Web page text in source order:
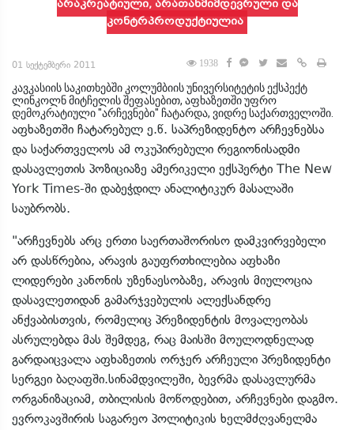
არაკრეატიული, არათანმიმდევრული და
კონტრპროდუქტიულია
01 სექტემბერი 2011 1938
კავკასიის საკითხებში კოლუმბიის უნივერსიტეტის ექსპექტ
ლინკოლნ მიტჩელის შეფასებით, აფხაზეთში უფრო
დემოკრატიული "არჩევნები" ჩატარდა, ვიდრე საქართველოში.
აფხაზეთში ჩატარებულ ე.წ. საპრეზიდენტო არჩევნებსა
და საქართველოს ამ ოკუპირებული რეგიონისადმი
დასავლეთის პოზიციაზე ამერიკელი ექსპერტი The New
York Times-ში დაბეჭდილ ანალიტიკურ მასალაში
საუბრობს.
"არჩევნებს არც ერთი საერთაშორისო დამკვირვებელი
არ დასწრებია, არავის გაუფრთხილებია აფხაზი
ლიდერები კანონის უზენაესობაზე, არავის მიულოცია
დასავლეთიდან გამარჯვებულის ალექსანდრე
ანქვაბისთვის, რომელიც პრეზიდენტის მოვალეობას
ასრულებდა მას შემდეგ, რაც მაისში მოულოდნელად
გარდაიცვალა აფხაზეთის ორჯერ არჩეული პრეზიდენტი
სერგეი ბაღაფში.სინამდვილეში, ბევრმა დასავლურმა
ორგანიზაციამ, თბილისის მოწოდებით, არჩევნები დაგმო.
ევროკავშირის საგარეო პოლიტიკის ხელმძღვანელმა